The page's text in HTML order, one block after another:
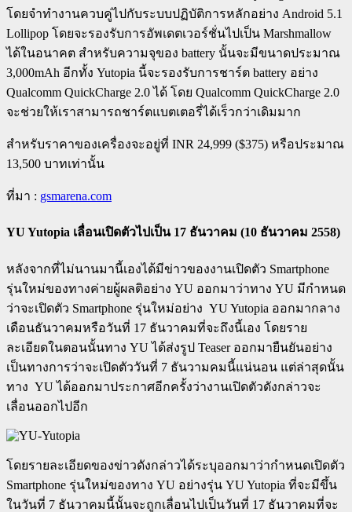
โดยจำทำงานควบคู่ไปกับระบบปฏิบัติการหลักอย่าง Android 5.1
Lollipop โดยจะรองรับการอัพเดตเวอร์ชั่นไปเป็น Marshmallow
ได้ในอนาคต สำหรับความจุของ battery นั้นจะมีขนาดประมาณ
3,000mAh อีกทั้ง Yutopia นี้จะรองรับการชาร์ต battery อย่าง
Qualcomm QuickCharge 2.0 ได้ โดย Qualcomm QuickCharge 2.0
จะช่วยให้เราสามารถชาร์ตแบตเตอรี่ได้เร็วกว่าเดิมมาก
สำหรับราคาของเครื่องจะอยู่ที่ INR 24,999 ($375) หรือประมาณ
13,500 บาทเท่านั้น
ที่มา : gsmarena.com
YU Yutopia เลื่อนเปิดตัวไปเป็น 17 ธันวาคม (10 ธันวาคม 2558)
หลังจากที่ไม่นานมานี้เองได้มีข่าวของงานเปิดตัว Smartphone
รุ่นใหม่ของทางค่ายผู้ผลติอย่าง YU ออกมาว่าทาง YU มีกำหนด
ว่าจะเปิดตัว Smartphone รุ่นใหม่อย่าง YU Yutopia ออกมากลาง
เดือนธันวาคมหรือวันที่ 17 ธันวาคมที่จะถึงนี้เอง โดยราย
ละเอียดในตอนนั้นทาง YU ได้ส่งรูป Teaser ออกมายืนยันอย่าง
เป็นทางการว่าจะเปิดตัววันที่ 7 ธันวามคมนี้แน่นอน แต่ล่าสุดนั้น
ทาง YU ได้ออกมาประกาศอีกครั้งว่างานเปิดตัวดังกล่าวจะ
เลื่อนออกไปอีก
โดยรายละเอียดของข่าวดังกล่าวได้ระบุออกมาว่ากำหนดเปิดตัว
Smartphone รุ่นใหม่ของทาง YU อย่างรุ่น YU Yutopia ที่จะมีขึ้น
ในวันที่ 7 ธันวาคมนี้นั้นจะถูกเลื่อนไปเป็นวันที่ 17 ธันวาคมที่จะ